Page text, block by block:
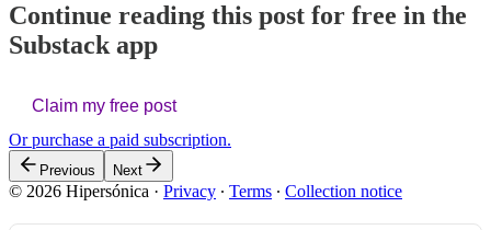
Continue reading this post for free in the
Substack app
Claim my free post
Or purchase a paid subscription.
Previous Next
© 2026 Hipersónica · Privacy ∙ Terms ∙ Collection notice